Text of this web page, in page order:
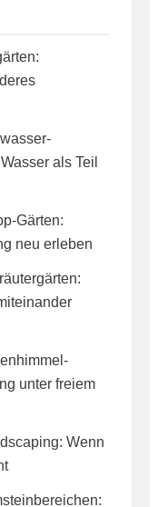
als Teil
Gärten:
neu erleben
unter freiem
Wenn